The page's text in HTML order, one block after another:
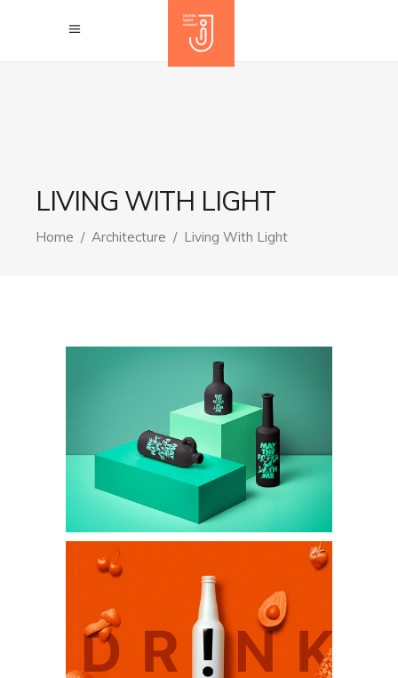
LIVING WITH LIGHT
Home / Architecture / Living With Light